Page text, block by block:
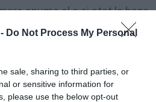
Do Not Process My Personal
sale, sharing to third parties, or
or sensitive information for
please use the below opt-out
anume el a şi stat la baza
. Estul urbanizat, unde
de tip rusesc, mai vechi, cu o
Vestului.